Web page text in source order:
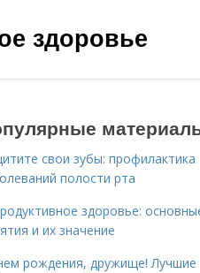
здоровье
свои зубы: профилактика
полости рта
здоровье:
и их значение
рождения, дружище! Лучшие